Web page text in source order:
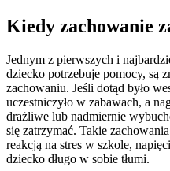
Kiedy zachowanie
Jednym z pierwszych i
dziecko potrzebuje pomocy, są
zachowaniu. Jeśli dotąd było
uczestniczyło w zabawach, a
drażliwe lub nadmiernie
się zatrzymać. Takie
reakcją na stres w szkole,
dziecko długo w sobie tłumi.